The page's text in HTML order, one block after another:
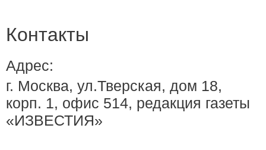
Контакты
Адрес:
г. Москва, ул.Тверская, дом 18,
корп. 1, офис 514, редакция газеты
«ИЗВЕСТИЯ»